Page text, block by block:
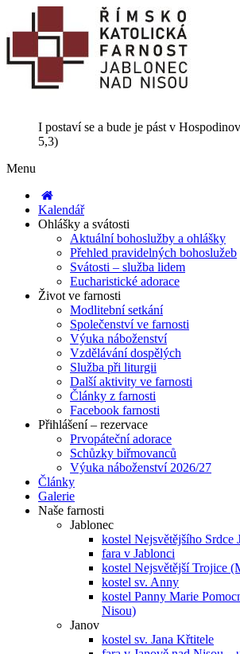
I postaví se a bude je pást v
5,3)
Menu
Kalendář
Ohlášky a svátosti
Aktuální bohoslužby a ohlášky
Přehled pravidelných bohoslužeb
Svátosti – služba lidem
Eucharistické adorace
Život ve farnosti
Modlitební setkání
Společenství ve farnosti
Výuka náboženství
Vzdělávání dospělých
Služba při liturgii
Další aktivity ve farnosti
Články z farnosti
Facebook farnosti
Přihlášení – rezervace
Prvopáteční adorace
Schůzky biřmovanců
Výuka náboženství 2026/27
Články
Galerie
Naše farnosti
Jablonec
kostel Nejsvětějšího Srdce
fara v Jablonci
kostel Nejsvětější Trojice
kostel sv. Anny
kostel Panny Marie
Nisou)
Janov
kostel sv. Jana Křtitele